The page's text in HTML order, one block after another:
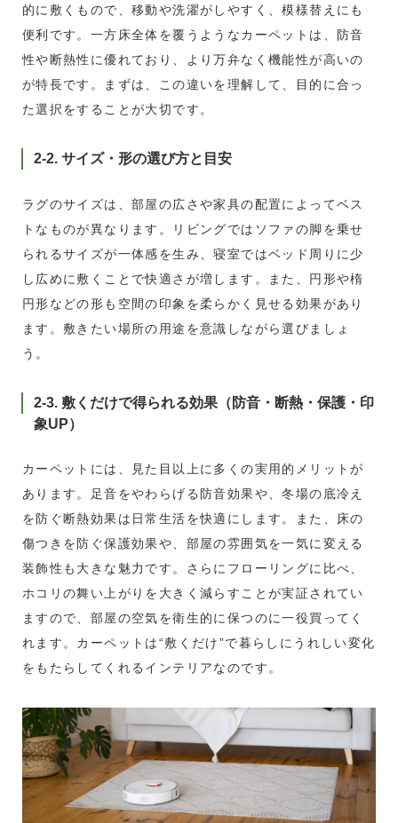
的に敷くもので、移動や洗濯がしやすく、模様替えにも
便利です。一方床全体を覆うようなカーペットは、防音
性や断熱性に優れており、より万弁なく機能性が高いの
が特長です。まずは、この違いを理解して、目的に合っ
た選択をすることが大切です。
2-2. サイズ・形の選び方と目安
ラグのサイズは、部屋の広さや家具の配置によってベス
トなものが異なります。リビングではソファの脚を乗せ
られるサイズが一体感を生み、寝室ではベッド周りに少
し広めに敷くことで快適さが増します。また、円形や楕
円形などの形も空間の印象を柔らかく見せる効果があり
ます。敷きたい場所の用途を意識しながら選びましょ
う。
2-3. 敷くだけで得られる効果（防音・断熱・保護・印
象UP）
カーペットには、見た目以上に多くの実用的メリットが
あります。足音をやわらげる防音効果や、冬場の底冷え
を防ぐ断熱効果は日常生活を快適にします。また、床の
傷つきを防ぐ保護効果や、部屋の雰囲気を一気に変える
装飾性も大きな魅力です。さらにフローリングに比べ、
ホコリの舞い上がりを大きく減らすことが実証されてい
ますので、部屋の空気を衛生的に保つのに一役買ってく
れます。カーペットは“敷くだけ”で暮らしにうれしい変化
をもたらしてくれるインテリアなのです。